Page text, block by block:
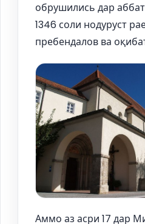
обрушились дар
1346 соли нодуруст
пребендалов ва
Аммо аз асри 17 дар